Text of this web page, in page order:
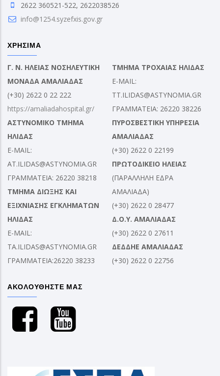
2622 360521-522, 2622038526
info@1254.syzefxis.gov.gr
ΧΡΗΣΙΜΑ
Γ. Ν. ΗΛΕΙΑΣ ΝΟΣΗΛΕΥΤΙΚΗ
ΜΟΝΑΔΑ ΑΜΑΛΙΑΔΑΣ
(+30) 2622 0 22 222
https://amaliadahospital.gr/
ΑΣΤΥΝΟΜΙΚΟ ΤΜΗΜΑ
ΗΛΙΔΑΣ
E-MAIL:
AT.ILIDAS@ASTYNOMIA.GR
ΓΡΑΜΜΑΤΕΙΑ: 26220 38218
ΤΜΗΜΑ ΔΙΩΞΗΣ ΚΑΙ
ΕΞΙΧΝΙΑΣΗΣ ΕΓΚΛΗΜΑΤΩΝ
ΗΛΙΔΑΣ
E-MAIL:
TA.ILIDAS@ASTYNOMIA.GR
ΓΡΑΜΜΑΤΕΙΑ:26220 38233
ΤΜΗΜΑ ΤΡΟΧΑΙΑΣ ΗΛΙΔΑΣ
E-MAIL:
TT.ILIDAS@ASTYNOMIA.GR
ΓΡΑΜΜΑΤΕΙΑ: 26220 38226
ΠΥΡΟΣΒΕΣΤΙΚΗ ΥΠΗΡΕΣΙΑ
ΑΜΑΛΙΑΔΑΣ
(+30) 2622 0 22199
ΠΡΩΤΟΔΙΚΕΙΟ ΗΛΕΙΑΣ
(ΠΑΡΑΛΛΗΛΗ ΕΔΡΑ
ΑΜΑΛΙΑΔΑ)
(+30) 2622 0 28477
Δ.Ο.Υ. ΑΜΑΛΙΑΔΑΣ
(+30) 2622 0 27611
ΔΕΔΔΗΕ ΑΜΑΛΙΑΔΑΣ
(+30) 2622 0 22756
ΑΚΟΛΟΥΘΗΣΤΕ ΜΑΣ